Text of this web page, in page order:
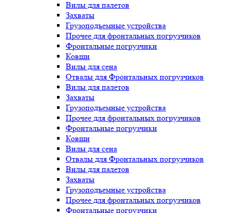
Вилы для палетов
Захваты
Грузоподъемные устройства
Прочее для фронтальных погрузчиков
Фронтальные погрузчики
Ковши
Вилы для сена
Отвалы для Фронтальных погрузчиков
Вилы для палетов
Захваты
Грузоподъемные устройства
Прочее для фронтальных погрузчиков
Фронтальные погрузчики
Ковши
Вилы для сена
Отвалы для Фронтальных погрузчиков
Вилы для палетов
Захваты
Грузоподъемные устройства
Прочее для фронтальных погрузчиков
Фронтальные погрузчики